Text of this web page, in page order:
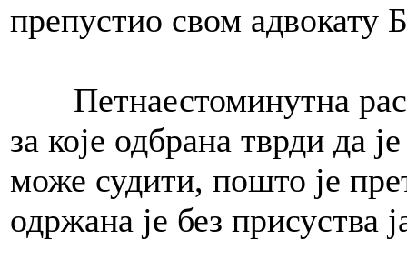
препустио свом адвокату
Петнаестоминутна
за које одбрана тврди да
може судити, пошто је
одржана је без присуства